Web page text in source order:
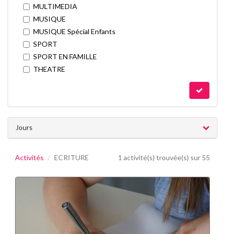
MULTIMEDIA
MUSIQUE
MUSIQUE Spécial Enfants
SPORT
SPORT EN FAMILLE
THEATRE
Jours
Activités ECRITURE 1 activité(s) trouvée(s) sur 55